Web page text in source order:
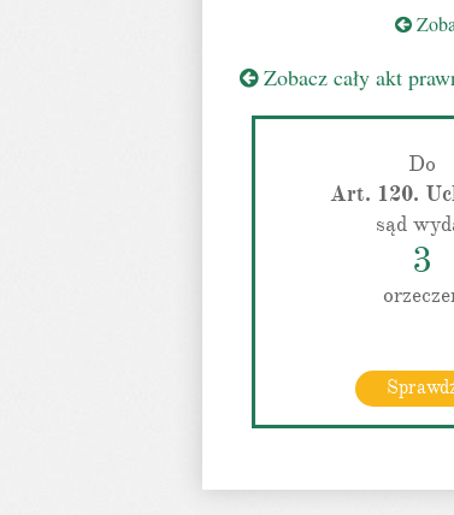
Zobacz cały akt
Do
Art. 120.
sąd
3